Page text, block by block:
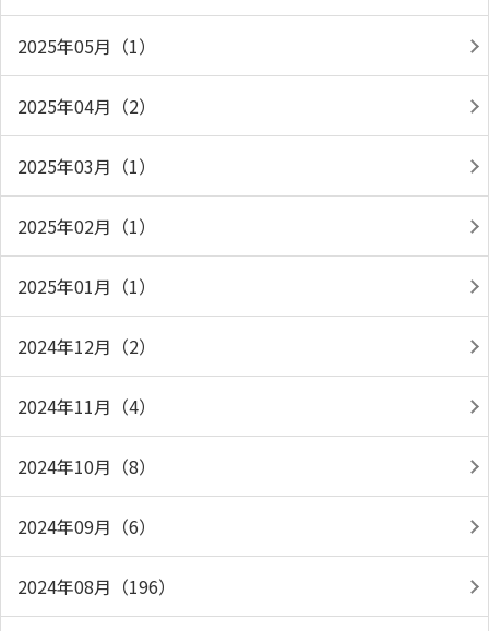
2025年05月（1）
2025年04月（2）
2025年03月（1）
2025年02月（1）
2025年01月（1）
2024年12月（2）
2024年11月（4）
2024年10月（8）
2024年09月（6）
2024年08月（196）